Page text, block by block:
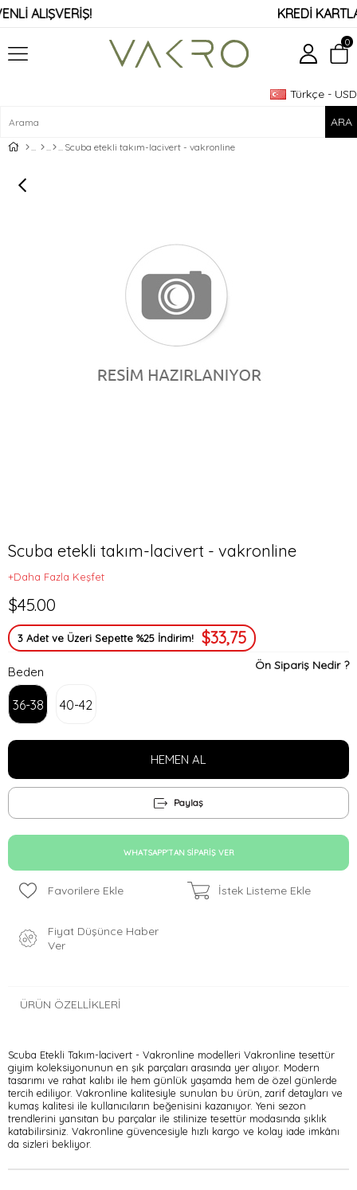
ALIŞVERİŞ! KREDİ
Türkçe - USD
0
Scuba etekli takım-lacivert - vakronline
Scuba etekli takım-lacivert - vakronline
+Daha Fazla Keşfet
$45.00
3 Adet ve Üzeri Sepette %25 İndirim! $33,75
Ön Sipariş Nedir ?
Beden
36-38 40-42
Paylaş
WHATSAPP'TAN SIPARIŞ VER
Favorilere Ekle İstek Listeme Ekle
Fiyat Düşünce Haber
Ver
ÜRÜN ÖZELLIKLERI
Scuba Etekli Takım-lacivert - Vakronline modelleri Vakronline tesettür
giyim koleksiyonunun en şık parçaları arasında yer alıyor. Modern
tasarımı ve rahat kalıbı ile hem günlük yaşamda hem de özel günlerde
tercih ediliyor. Vakronline kalitesiyle sunulan bu ürün, zarif detayları ve
kumaş kalitesi ile kullanıcıların beğenisini kazanıyor. Yeni sezon
trendlerini yansıtan bu parçalar ile stilinize tesettür modasında şıklık
katabilirsiniz. Vakronline güvencesiyle hızlı kargo ve kolay iade imkânı
da sizleri bekliyor.